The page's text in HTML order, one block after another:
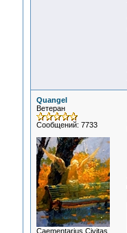
Quangel
Ветеран
Сообщений: 7733
Сaementarius Civitas